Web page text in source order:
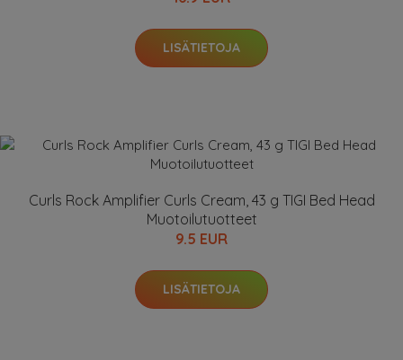
LISÄTIETOJA
Curls Rock Amplifier Curls Cream, 43 g TIGI Bed Head
Muotoilutuotteet
9.5 EUR
LISÄTIETOJA